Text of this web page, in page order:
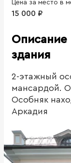
Цена за место в
15 000 ₽
Описание
здания
2-этажный
мансардой.
Особняк
Аркадия